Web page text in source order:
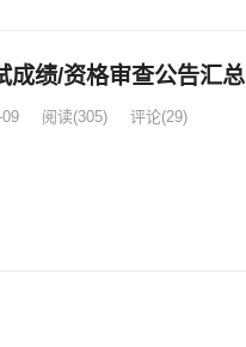
成绩/资格审查公告汇总
阅读(305) 评论(29)